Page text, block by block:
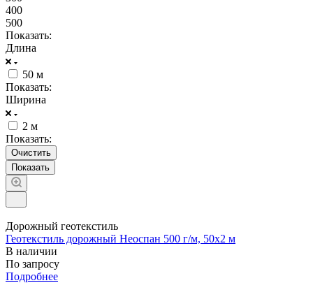
400
500
Показать:
Длина
50 м
Показать:
Ширина
2 м
Показать:
Очистить
Дорожный геотекстиль
Геотекстиль дорожный Неоспан 500 г/м, 50x2 м
В наличии
По запросу
Подробнее